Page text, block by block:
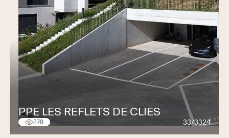
PPE LES REFLETS DE CLIES
378 33/3324